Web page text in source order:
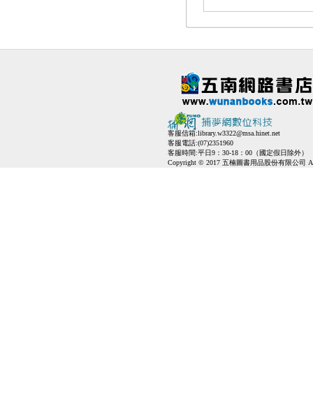
客服信箱:library.w3322@msa.hinet.net
客服電話:(07)2351960
客服時間:平日9：30-18：00（國定假日除外）
Copyright © 2017 五楠圖書用品股份有限公司